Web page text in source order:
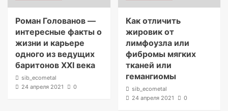
Роман Голованов —
интересные факты о
жизни и карьере
одного из ведущих
баритонов XXI века
sib_ecometal
24 апреля 2021
0
Как отличить
жировик от
лимфоузла или
фибромы мягких
тканей или
гемангиомы
sib_ecometal
24 апреля 2021
0